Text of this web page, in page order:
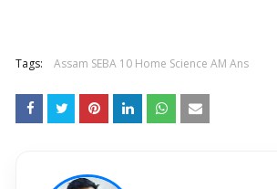
Tags: Assam SEBA 10 Home Science AM Ans